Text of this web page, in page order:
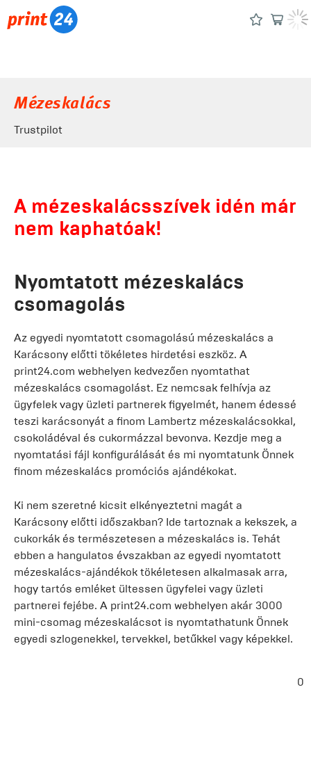
Mézeskalács
Trustpilot
A mézeskalácsszívek idén már
nem kaphatóak!
Nyomtatott mézeskalács
csomagolás
Az egyedi nyomtatott csomagolású mézeskalács a
Karácsony előtti tökéletes hirdetési eszköz. A
print24.com webhelyen kedvezően nyomtathat
mézeskalács csomagolást. Ez nemcsak felhívja az
ügyfelek vagy üzleti partnerek figyelmét, hanem édessé
teszi karácsonyát a finom Lambertz mézeskalácsokkal,
csokoládéval és cukormázzal bevonva. Kezdje meg a
nyomtatási fájl konfigurálását és mi nyomtatunk Önnek
finom mézeskalács promóciós ajándékokat.
Ki nem szeretné kicsit elkényeztetni magát a
Karácsony előtti időszakban? Ide tartoznak a kekszek, a
cukorkák és természetesen a mézeskalács is. Tehát
ebben a hangulatos évszakban az egyedi nyomtatott
mézeskalács-ajándékok tökéletesen alkalmasak arra,
hogy tartós emléket ültessen ügyfelei vagy üzleti
partnerei fejébe. A print24.com webhelyen akár 3000
mini-csomag mézeskalácsot is nyomtathatunk Önnek
egyedi szlogenekkel, tervekkel, betűkkel vagy képekkel.
0